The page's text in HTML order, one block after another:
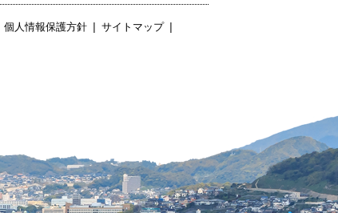
個人情報保護方針 サイトマップ